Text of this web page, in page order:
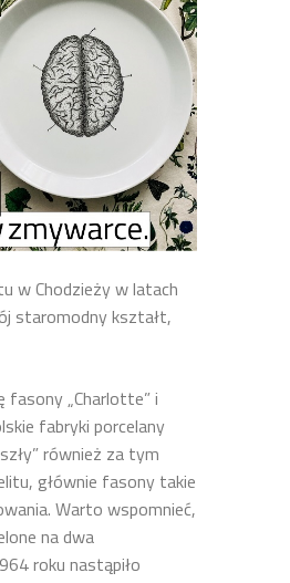
w Chodzieży w latach
staromodny kształt,
fasony „Charlotte” i
fabryki porcelany
również za tym
głównie fasony takie
Warto wspomnieć,
na dwa
roku nastąpiło